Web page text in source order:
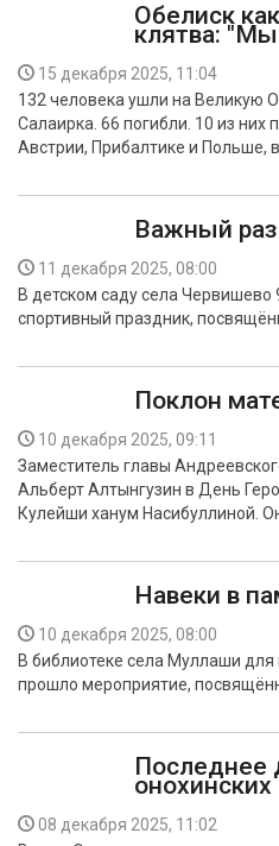
Обелиск
клятва:
15 декабря 2025, 11:04
132 человека ушли на Великую
Салаирка. 66 погибли. 10 из них
Австрии, Прибалтике и Польше,
Важный
11 декабря 2025, 08:00
В детском саду села Червишево
спортивный праздник,
Поклон
10 декабря 2025, 09:11
Заместитель главы
Альберт Алтынгузин в День
Кулейши ханум Насибуллиной.
Навеки в
10 декабря 2025, 08:00
В библиотеке села Муллаши
прошло мероприятие,
Последнее
08 декабря 2025, 11:02